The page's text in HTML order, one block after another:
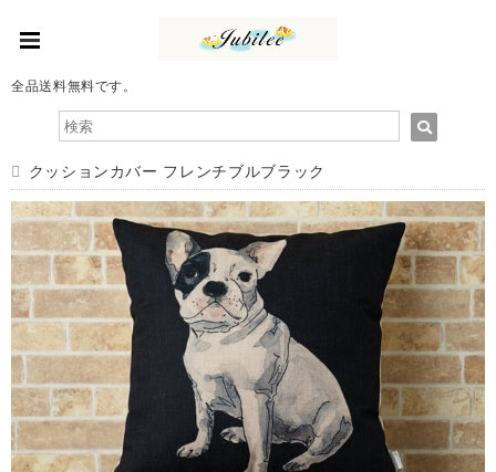
全品送料無料です。
クッションカバー フレンチブルブラック